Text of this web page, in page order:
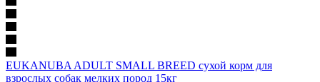
EUKANUBA ADULT SMALL BREED сухой корм для
взрослых собак мелких пород 15кг